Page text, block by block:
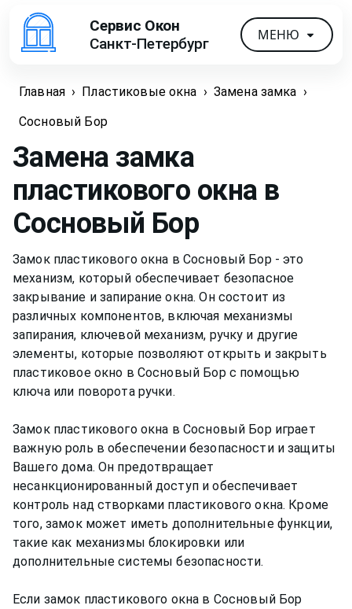
Сервис Окон
Санкт-Петербург
МЕНЮ
Главная › Пластиковые окна › Замена замка ›
Сосновый Бор
Замена замка
пластикового окна в
Сосновый Бор
Замок пластикового окна в Сосновый Бор - это
механизм, который обеспечивает безопасное
закрывание и запирание окна. Он состоит из
различных компонентов, включая механизмы
запирания, ключевой механизм, ручку и другие
элементы, которые позволяют открыть и закрыть
пластиковое окно в Сосновый Бор с помощью
ключа или поворота ручки.
Замок пластикового окна в Сосновый Бор играет
важную роль в обеспечении безопасности и защиты
Вашего дома. Он предотвращает
несанкционированный доступ и обеспечивает
контроль над створками пластикового окна. Кроме
того, замок может иметь дополнительные функции,
такие как механизмы блокировки или
дополнительные системы безопасности.
Если замок пластикового окна в Сосновый Бор